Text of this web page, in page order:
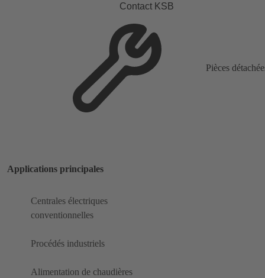
Contact KSB
Pièces
Applications principales
Centrales électriques
conventionnelles
Procédés industriels
Alimentation de chaudières